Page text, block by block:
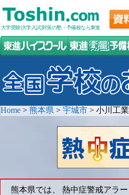
大学受験(大学入試)対策の塾・予備校なら東進
Home > 熊本県 > 宇城市 > 小川工
熊本県では、 熱中症警戒アラ